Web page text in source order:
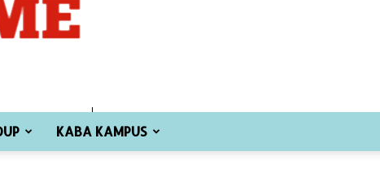
KABA KAMPUS